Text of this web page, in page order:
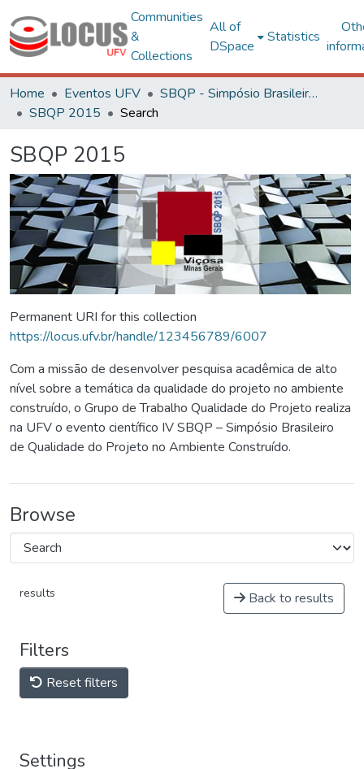
Communities
&
Collections
All of
DSpace
Statistics
Home Eventos UFV
SBQP - Simpósio Brasileiro de Qualidade do Projeto no Ambiente Construído
SBQP 2015
Search
SBQP 2015
Permanent URI for this collection
https://locus.ufv.br/handle/123456789/6007
Com a missão de desenvolver pesquisa acadêmica de alto
nível sobre a temática da qualidade do projeto no ambiente
construído, o Grupo de Trabalho Qualidade do Projeto realiza
na UFV o evento científico IV SBQP – Simpósio Brasileiro
de Qualidade do Projeto no Ambiente Construído.
Browse
results Back to results
Filters
Reset filters
Settings